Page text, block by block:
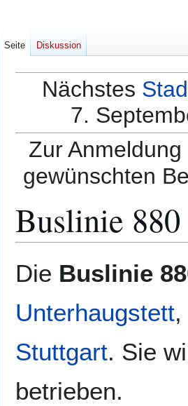
Nächstes
7.
Zur
gewünschten
Buslinie 880
Navigation
Suche
Die Buslinie
Unterhaugstett,
Stuttgart. Sie
betrieben.
Seite Diskussion